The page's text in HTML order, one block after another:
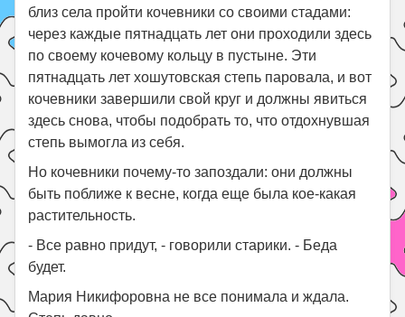
близ села пройти кочевники со своими стадами:
через каждые пятнадцать лет они проходили здесь
по своему кочевому кольцу в пустыне. Эти
пятнадцать лет хошутовская степь паровала, и вот
кочевники завершили свой круг и должны явиться
здесь снова, чтобы подобрать то, что отдохнувшая
степь вымогла из себя.
Но кочевники почему-то запоздали: они должны
быть поближе к весне, когда еще была кое-какая
растительность.
- Все равно придут, - говорили старики. - Беда
будет.
Мария Никифоровна не все понимала и ждала.